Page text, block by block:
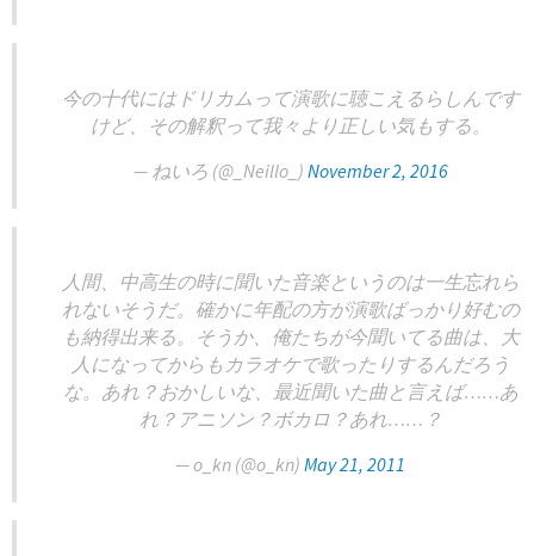
今の十代にはドリカムって演歌に聴こえるらしんです
けど、その解釈って我々より正しい気もする。
— ねいろ (@_Neillo_) November 2, 2016
人間、中高生の時に聞いた音楽というのは一生忘れら
れないそうだ。確かに年配の方が演歌ばっかり好むの
も納得出来る。そうか、俺たちが今聞いてる曲は、大
人になってからもカラオケで歌ったりするんだろう
な。あれ？おかしいな、最近聞いた曲と言えば……あ
れ？アニソン？ボカロ？あれ……？
— o_kn (@o_kn) May 21, 2011